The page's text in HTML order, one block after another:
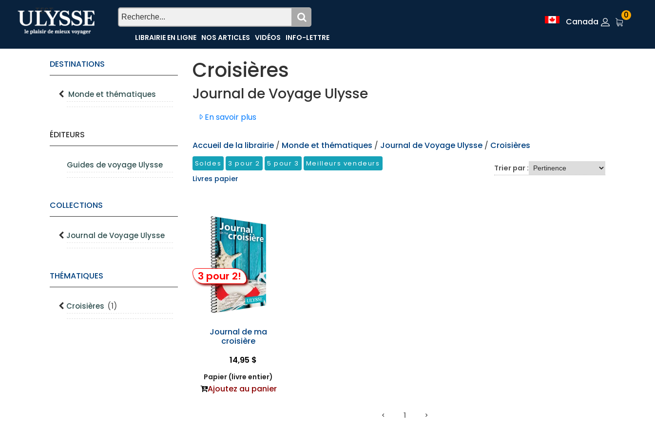
TEST
LIBRAIRIE EN LIGNE NOS ARTICLES VIDÉOS INFO-LETTRE
Canada
0
DESTINATIONS
Monde et thématiques
ÉDITEURS
Guides de voyage Ulysse
COLLECTIONS
Journal de Voyage Ulysse
THÉMATIQUES
Croisières (1)
Croisières
Journal de Voyage Ulysse
En savoir plus
Accueil de la librairie / Monde et thématiques / Journal de Voyage Ulysse / Croisières
Soldes 3 pour 2 5 pour 3 Meilleurs vendeurs
Livres papier
Trier par :
3 pour 2!
Journal de ma
croisière
14,95 $
Papier (livre entier)
Ajoutez au panier
1